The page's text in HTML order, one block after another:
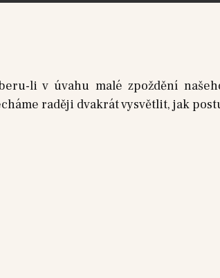
li v úvahu malé zpoždění
raději dvakrát vysvětlit, jak